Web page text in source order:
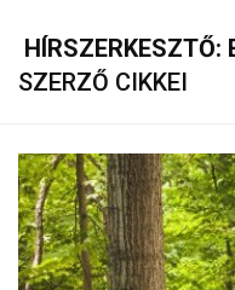
HÍRSZERKESZTŐ:
SZERZŐ CIKKEI